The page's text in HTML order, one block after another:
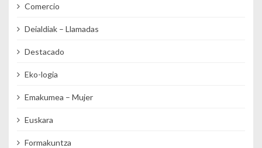
Comercio
Deialdiak – Llamadas
Destacado
Eko-logia
Emakumea – Mujer
Euskara
Formakuntza